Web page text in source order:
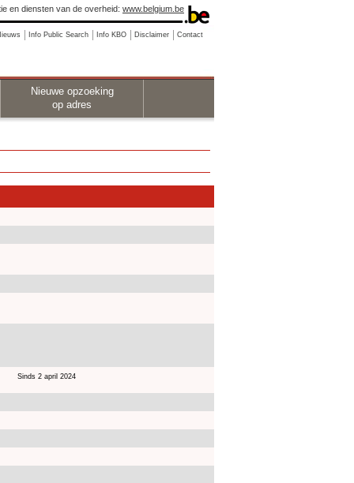
en diensten van de overheid: www.belgium.be
Info Public Search Info KBO Disclaimer Contact
Nieuwe opzoeking
op adres
Sinds 2 april 2024